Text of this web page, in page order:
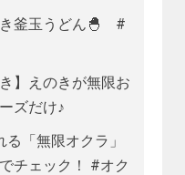
き釜玉うどん🐣 #
】えのきが無限お
ズだけ♪
「無限オクラ」
チェック！ #オク